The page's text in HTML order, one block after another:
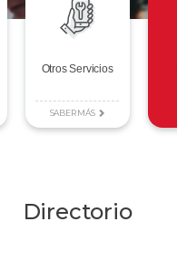
Otros Servicios
SABER MÁS
Directorio